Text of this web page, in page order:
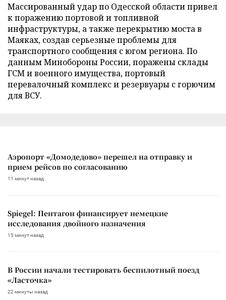
Массированный удар по Одесской области привел
к поражению портовой и топливной
инфраструктуры, а также перекрытию моста в
Маяках, создав серьезные проблемы для
транспортного сообщения с югом региона. По
данным Минобороны России, поражены склады
ГСМ и военного имущества, портовый
перевалочный комплекс и резервуары с горючим
для ВСУ.
Аэропорт «Домодедово» перешел на отправку и
прием рейсов по согласованию
11 минут назад
Spiegel: Пентагон финансирует немецкие
исследования двойного назначения
15 минут назад
В России начали тестировать беспилотный поезд
«Ласточка»
22 минуты назад